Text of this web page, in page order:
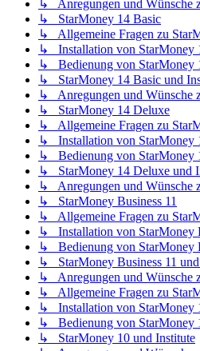
↳ Anregungen und Wünsche
↳ StarMoney 14 Basic
↳ Allgemeine Fragen zu
↳ Installation von StarMoney
↳ Bedienung von StarMoney
↳ StarMoney 14 Basic und
↳ Anregungen und Wünsche
↳ StarMoney 14 Deluxe
↳ Allgemeine Fragen zu
↳ Installation von StarMoney
↳ Bedienung von StarMoney
↳ StarMoney 14 Deluxe und
↳ Anregungen und Wünsche
↳ StarMoney Business 11
↳ Allgemeine Fragen zu
↳ Installation von StarMoney
↳ Bedienung von StarMoney
↳ StarMoney Business 11
↳ Anregungen und Wünsche
↳ Allgemeine Fragen zu
↳ Installation von StarMoney
↳ Bedienung von StarMoney
↳ StarMoney 10 und Institute